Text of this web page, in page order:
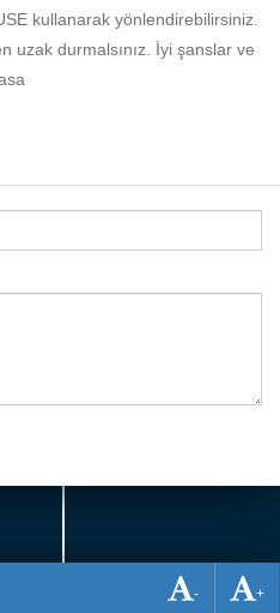
Oyun
kullanarak yönlendirebilirsiniz.
uzak durmalsınız. İyi şanslar ve
+
-